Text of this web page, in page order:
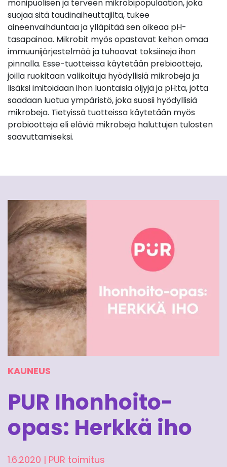
monipuolisen ja terveen mikrobipopulaation, joka
suojaa sitä taudinaiheuttajilta, tukee
aineenvaihduntaa ja ylläpitää sen oikeaa pH-
tasapainoa. Mikrobit myös opastavat kehon omaa
immuunijärjestelmää ja tuhoavat toksiineja ihon
pinnalla. Esse-tuotteissa käytetään prebiootteja,
joilla ruokitaan valikoituja hyödyllisiä mikrobeja ja
lisäksi imitoidaan ihon luontaisia öljyjä ja pH:ta, jotta
saadaan luotua ympäristö, joka suosii hyödyllisiä
mikrobeja. Tietyissä tuotteissa käytetään myös
probiootteja eli eläviä mikrobeja haluttujen tulosten
saavuttamiseksi.
KAUNEUS
PUR Ihonhoito-
opas: Herkkä iho
1.6.2020 | PUR toimitus